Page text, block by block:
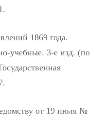
1869 года.
учебные. 3-е изд. (по
от 19 июля №